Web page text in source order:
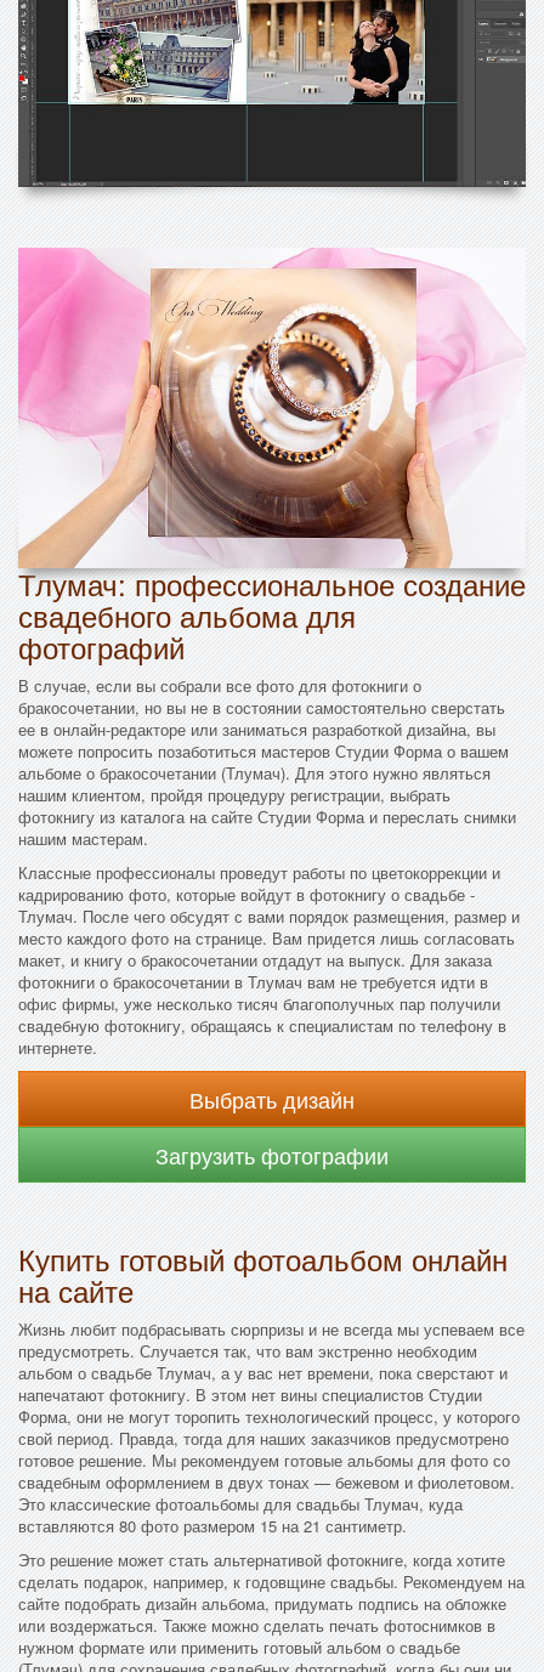
Тлумач: профессиональное создание
свадебного альбома для
фотографий
В случае, если вы собрали все фото для фотокниги о
бракосочетании, но вы не в состоянии самостоятельно сверстать
ее в онлайн-редакторе или заниматься разработкой дизайна, вы
можете попросить позаботиться мастеров Студии Форма о вашем
альбоме о бракосочетании (Тлумач). Для этого нужно являться
нашим клиентом, пройдя процедуру регистрации, выбрать
фотокнигу из каталога на сайте Студии Форма и переслать снимки
нашим мастерам.
Классные профессионалы проведут работы по цветокоррекции и
кадрированию фото, которые войдут в фотокнигу о свадьбе -
Тлумач. После чего обсудят с вами порядок размещения, размер и
место каждого фото на странице. Вам придется лишь согласовать
макет, и книгу о бракосочетании отдадут на выпуск. Для заказа
фотокниги о бракосочетании в Тлумач вам не требуется идти в
офис фирмы, уже несколько тисяч благополучных пар получили
свадебную фотокнигу, обращаясь к специалистам по телефону в
интернете.
Выбрать дизайн
Загрузить фотографии
Купить готовый фотоальбом онлайн
на сайте
Жизнь любит подбрасывать сюрпризы и не всегда мы успеваем все
предусмотреть. Случается так, что вам экстренно необходим
альбом о свадьбе Тлумач, а у вас нет времени, пока сверстают и
напечатают фотокнигу. В этом нет вины специалистов Студии
Форма, они не могут торопить технологический процесс, у которого
свой период. Правда, тогда для наших заказчиков предусмотрено
готовое решение. Мы рекомендуем готовые альбомы для фото со
свадебным оформлением в двух тонах — бежевом и фиолетовом.
Это классические фотоальбомы для свадьбы Тлумач, куда
вставляются 80 фото размером 15 на 21 сантиметр.
Это решение может стать альтернативой фотокниге, когда хотите
сделать подарок, например, к годовщине свадьбы. Рекомендуем на
сайте подобрать дизайн альбома, придумать подпись на обложке
или воздержаться. Также можно сделать печать фотоснимков в
нужном формате или применить готовый альбом о свадьбе